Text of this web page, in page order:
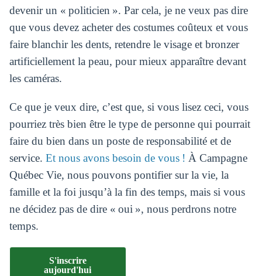
devenir un « politicien ». Par cela, je ne veux pas dire
que vous devez acheter des costumes coûteux et vous
faire blanchir les dents, retendre le visage et bronzer
artificiellement la peau, pour mieux apparaître devant
les caméras.
Ce que je veux dire, c’est que, si vous lisez ceci, vous
pourriez très bien être le type de personne qui pourrait
faire du bien dans un poste de responsabilité et de
service. Et nous avons besoin de vous ! À Campagne
Québec Vie, nous pouvons pontifier sur la vie, la
famille et la foi jusqu’à la fin des temps, mais si vous
ne décidez pas de dire « oui », nous perdrons notre
temps.
S'inscrire
aujourd'hui